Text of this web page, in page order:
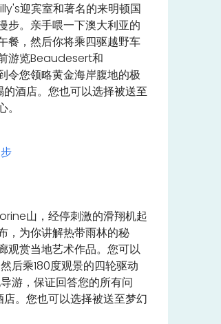
迎宾室和著名的来明顿国
步。亲手喂一下澳大利亚的
餐，然后你将乘四驱越野车
游览Beaudesert和
令您领略黄金海岸腹地的极
酒店。您也可以选择被送至
山，经停刺激的滑翔机起
，为你讲解热带雨林的秘
观赏当地艺术作品。您可以
后乘180度观景的四轮驱动
游，保证回答您的所有问
。您也可以选择被送至梦幻